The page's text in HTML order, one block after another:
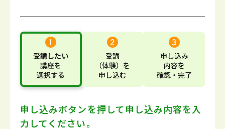
受講したい
講座を
選択する
受講
（体験） を
申し込む
申し込み
内容を
確認・完了
申し込みボタンを押して申し込み内容を入
力してください。